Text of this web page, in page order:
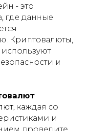
- это
где данные
Криптовалюты,
и
каждая со
и